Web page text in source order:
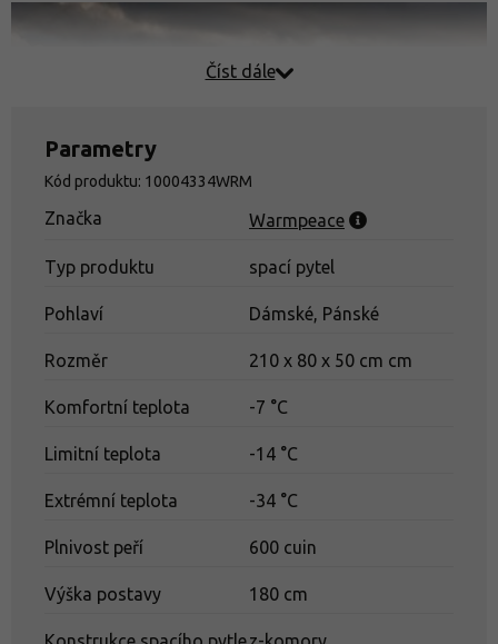
Číst dále
Parametry
Kód produktu: 10004334WRM
Značka Warmpeace
Typ produktu spací pytel
Pohlaví Dámské, Pánské
Rozměr 210 x 80 x 50 cm cm
Komfortní teplota -7 °C
Limitní teplota -14 °C
Extrémní teplota -34 °C
Plnivost peří 600 cuin
Výška postavy 180 cm